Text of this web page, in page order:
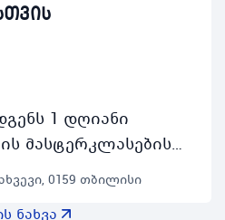
1 დღიანი
მასტერკლასების
ყოველ
24 ნოემბრის
0159 თბილისი
ნახვა